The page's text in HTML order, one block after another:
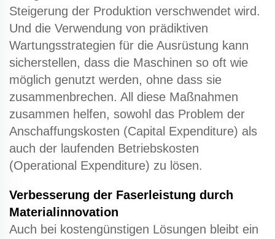
Steigerung der Produktion verschwendet wird.
Und die Verwendung von prädiktiven
Wartungsstrategien für die Ausrüstung kann
sicherstellen, dass die Maschinen so oft wie
möglich genutzt werden, ohne dass sie
zusammenbrechen. All diese Maßnahmen
zusammen helfen, sowohl das Problem der
Anschaffungskosten (Capital Expenditure) als
auch der laufenden Betriebskosten
(Operational Expenditure) zu lösen.
Verbesserung der Faserleistung durch
Materialinnovation
Auch bei kostengünstigen Lösungen bleibt ein